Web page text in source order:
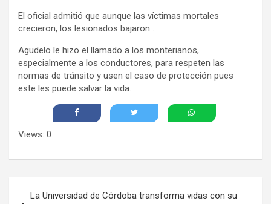
El oficial admitió que aunque las víctimas mortales
crecieron, los lesionados bajaron .
Agudelo le hizo el llamado a los monterianos,
especialmente a los conductores, para respeten las
normas de tránsito y usen el caso de protección pues
este les puede salvar la vida.
Views: 0
La Universidad de Córdoba transforma vidas con su